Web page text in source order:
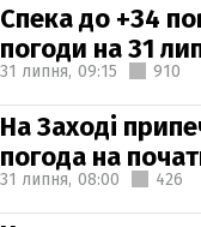
Спека до +34
погоди на 31
31 липня, 09:15 910
На Заході
погода на
31 липня, 08:00 426